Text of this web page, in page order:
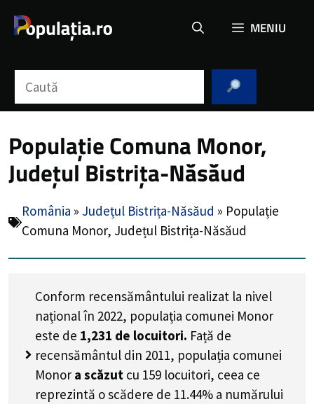
MENIU
Populație Comuna Monor,
Județul Bistrița-Năsăud
România » Județul Bistrița-Năsăud » Populație
Comuna Monor, Județul Bistrița-Năsăud
Conform recensământului realizat la nivel
național în 2022, populația comunei Monor
este de 1,231 de locuitori. Față de
recensământul din 2011, populația comunei
Monor a scăzut cu 159 locuitori, ceea ce
reprezintă o scădere de 11.44% a numărului